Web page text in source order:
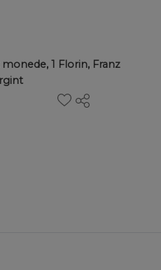
1 Florin, Franz